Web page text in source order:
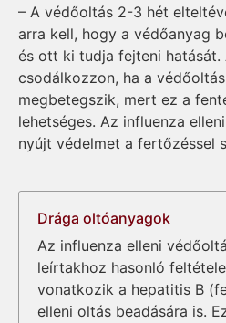
– A védőoltás 2-3 hét
arra kell, hogy a védőanyag
és ott ki tudja fejteni hatását.
csodálkozzon, ha a
megbetegszik, mert ez a
lehetséges. Az influenza
nyújt védelmet a fertőzéssel
Drága oltóanyagok
Az influenza elleni
leírtakhoz hasonló
vonatkozik a hepatitis B
elleni oltás beadására is.